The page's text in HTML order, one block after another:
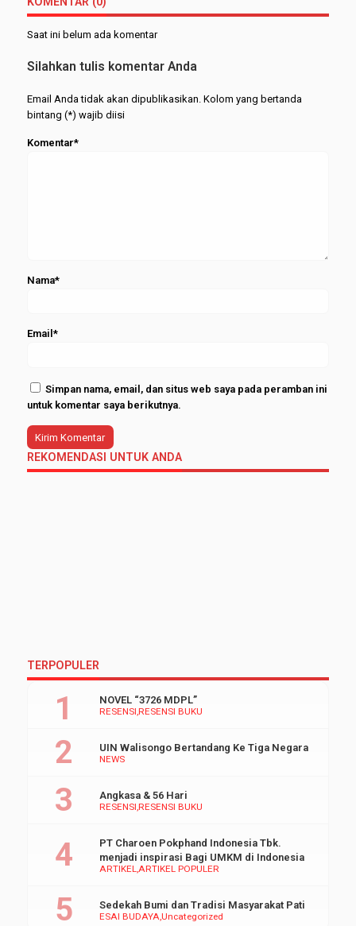
Saat ini belum ada komentar
Silahkan tulis komentar Anda
Email Anda tidak akan dipublikasikan. Kolom yang bertanda
bintang (*) wajib diisi
Komentar*
Nama*
Email*
Simpan nama, email, dan situs web saya pada peramban ini
untuk komentar saya berikutnya.
REKOMENDASI UNTUK ANDA
TERPOPULER
RESENSI RESENSI BUKU
NOVEL “3726 MDPL”
NEWS
UIN Walisongo Bertandang Ke Tiga Negara
RESENSI RESENSI BUKU
Angkasa & 56 Hari
ARTIKELARTIKEL POPULER
PT Charoen Pokphand Indonesia Tbk.
menjadi inspirasi Bagi UMKM di Indonesia
ESAI BUDAYAUncategorized
Sedekah Bumi dan Tradisi Masyarakat Pati